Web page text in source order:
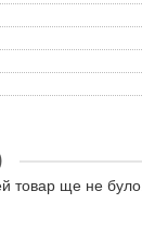
товар ще не було.